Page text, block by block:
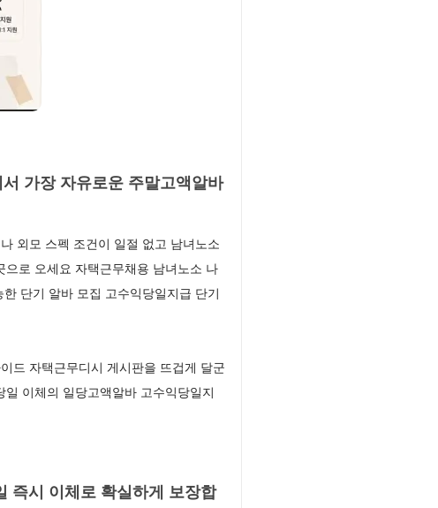
가장 자유로운 주말고액알바
외모 스펙 조건이 일절 없고 남녀노소
로 오세요 자택근무채용 남녀노소 나
단기 알바 모집 고수익당일지급 단기
드 자택근무디시 게시판을 뜨겁게 달군
이체의 일당고액알바 고수익당일지
즉시 이체로 확실하게 보장합